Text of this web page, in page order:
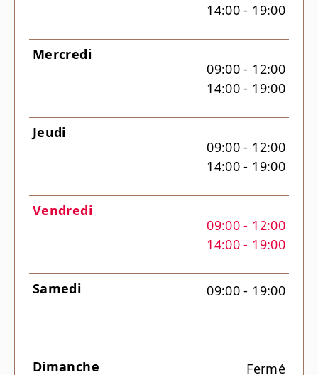
14:00 - 19:00
Mercredi
09:00 - 12:00
14:00 - 19:00
Jeudi
09:00 - 12:00
14:00 - 19:00
Vendredi
09:00 - 12:00
14:00 - 19:00
Samedi 09:00 - 19:00
Dimanche Fermé